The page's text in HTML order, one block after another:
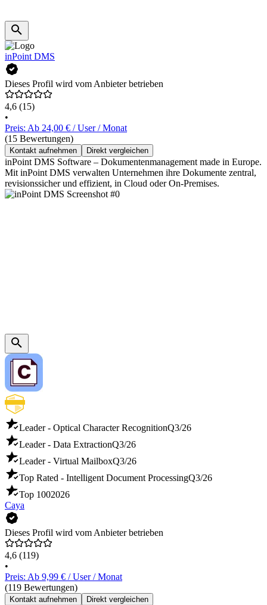
inPoint DMS
Dieses Profil wird vom Anbieter betrieben
4,6 (15)
•
Preis: Ab 24,00 € / User / Monat
(15 Bewertungen)
Kontakt aufnehmen Direkt vergleichen
inPoint DMS Software – Dokumentenmanagement made in Europe.
Mit inPoint DMS verwalten Unternehmen ihre Dokumente zentral,
revisionssicher und effizient, in Cloud oder On-Premises.
Leader - Optical Character RecognitionQ3/26
Leader - Data ExtractionQ3/26
Leader - Virtual MailboxQ3/26
Top Rated - Intelligent Document ProcessingQ3/26
Top 1002026
Caya
Dieses Profil wird vom Anbieter betrieben
4,6 (119)
•
Preis: Ab 9,99 € / User / Monat
(119 Bewertungen)
Kontakt aufnehmen Direkt vergleichen